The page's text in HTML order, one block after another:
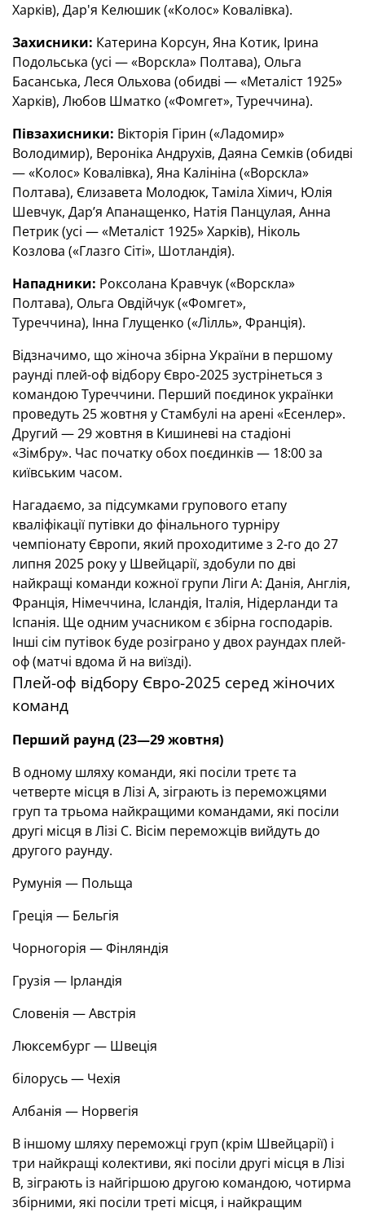
Харків), Дар'я Келюшик («Колос» Ковалівка).
Захисники: Катерина Корсун, Яна Котик, Ірина
Подольська (усі — «Ворскла» Полтава), Ольга
Басанська, Леся Ольхова (обидві — «Металіст 1925»
Харків), Любов Шматко («Фомгет», Туреччина).
Півзахисники: Вікторія Гірин («Ладомир»
Володимир), Вероніка Андрухів, Даяна Семків (обидві
— «Колос» Ковалівка), Яна Калініна («Ворскла»
Полтава), Єлизавета Молодюк, Таміла Хімич, Юлія
Шевчук, Дар’я Апанащенко, Натія Панцулая, Анна
Петрик (усі — «Металіст 1925» Харків), Ніколь
Козлова («Глазго Сіті», Шотландія).
Нападники: Роксолана Кравчук («Ворскла»
Полтава), Ольга Овдійчук («Фомгет»,
Туреччина), Інна Глущенко («Лілль», Франція).
Відзначимо, що жіноча збірна України в першому
раунді плей-оф відбору Євро-2025 зустрінеться з
командою Туреччини. Перший поєдинок українки
проведуть 25 жовтня у Стамбулі на арені «Есенлер».
Другий — 29 жовтня в Кишиневі на стадіоні
«Зімбру». Час початку обох поєдинків — 18:00 за
київським часом.
Нагадаємо, за підсумками групового етапу
кваліфікації путівки до фінального турніру
чемпіонату Європи, який проходитиме з 2-го до 27
липня 2025 року у Швейцарії, здобули по дві
найкращі команди кожної групи Ліги А: Данія, Англія,
Франція, Німеччина, Ісландія, Італія, Нідерланди та
Іспанія. Ще одним учасником є збірна господарів.
Інші сім путівок буде розіграно у двох раундах плей-
оф (матчі вдома й на виїзді).
Плей-оф відбору Євро-2025 серед жіночих
команд
Перший раунд (23—29 жовтня)
В одному шляху команди, які посіли третє та
четверте місця в Лізі А, зіграють із переможцями
груп та трьома найкращими командами, які посіли
другі місця в Лізі С. Вісім переможців вийдуть до
другого раунду.
Румунія — Польща
Греція — Бельгія
Чорногорія — Фінляндія
Грузія — Ірландія
Словенія — Австрія
Люксембург — Швеція
білорусь — Чехія
Албанія — Норвегія
В іншому шляху переможці груп (крім Швейцарії) і
три найкращі колективи, які посіли другі місця в Лізі
B, зіграють із найгіршою другою командою, чотирма
збірними, які посіли треті місця, і найкращим